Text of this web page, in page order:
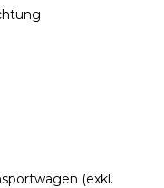
(exkl.